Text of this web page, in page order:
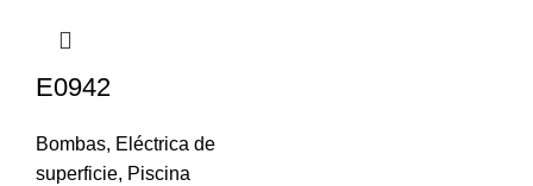
E0942
Bombas, Eléctrica de
superficie, Piscina